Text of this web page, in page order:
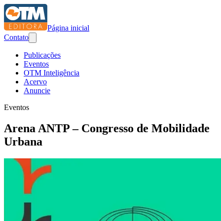
Página inicial
Contato
Publicações
Eventos
OTM Inteligência
Acervo
Anuncie
Eventos
Arena ANTP – Congresso de Mobilidade
Urbana